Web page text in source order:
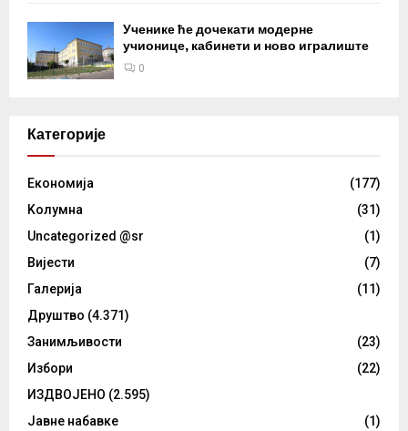
Ученике ће дочекати модерне
учионице, кабинети и ново игралиште
0
Категорије
Eкономија
(177)
Kолумнa
(31)
Uncategorized @sr
(1)
Вијести
(7)
Галерија
(11)
Друштво (4.371)
Занимљивости
(23)
Избори
(22)
ИЗДВОЈЕНО (2.595)
Јавне набавке
(1)